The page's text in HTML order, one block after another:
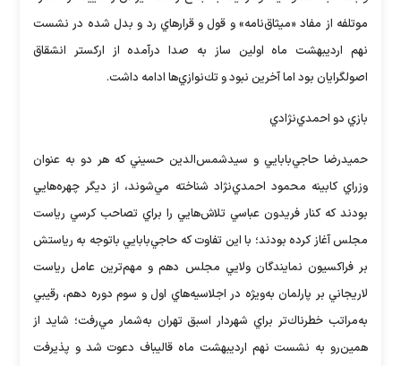
موتلفه از مفاد «ميثاق‌نامه» و قول و قرارهاي رد و بدل شده در نشست
نهم ارديبهشت ‌ماه اولين ساز به صدا درآمده از اركستر انشقاق
اصولگرايان بود اما آخرين نبود و تك‌نوازي‌ها ادامه داشت.
بازي دو احمدي‌نژادي
حميدرضا حاجي‌بابايي و سيدشمس‌الدين حسيني كه هر دو به عنوان
وزراي كابينه محمود احمدي‌نژاد شناخته مي‌شوند، از ديگر چهره‌هايي
بودند كه كنار فريدون عباسي تلاش‌هايي را براي تصاحب كرسي رياست
مجلس آغاز كرده بودند؛ با اين تفاوت كه حاجي‌بابايي باتوجه به رياستش
بر فراكسيون نمايندگان ولايي مجلس دهم و مهم‌ترين عامل رياست
لاريجاني بر پارلمان به‌وي‍‍ژه در اجلاسيه‌هاي اول و سوم دوره دهم، رقيبي
به‌مراتب خطرناك‌تر براي شهردار اسبق تهران به‌شمار مي‌رفت؛ شايد از
همين‌رو به نشست نهم ارديبهشت ‌ماه قاليباف دعوت شد و پذيرفت